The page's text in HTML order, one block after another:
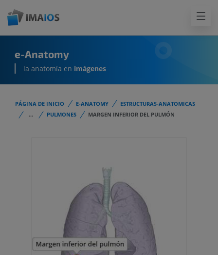
e-Anatomy
la anatomía en imágenes
PÁGINA DE INICIO E-ANATOMY
ESTRUCTURAS-ANATOMICAS
...
PULMONES MARGEN INFERIOR DEL PULMÓN